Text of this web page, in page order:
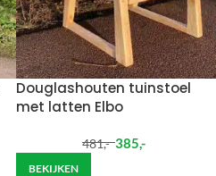
Douglashouten tuinstoel
met latten Elbo
481,- 385,-
BEKIJKEN